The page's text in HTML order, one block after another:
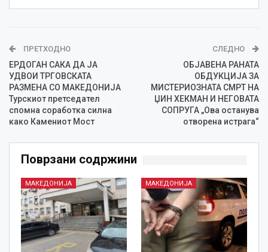
ПРЕТХОДНО
ЕРДОГАН САКА ДА ЈА
УДВОИ ТРГОВСКАТА
РАЗМЕНА СО МАКЕДОНИЈА
Турскиот претседател
спомна соработка силна
како Камениот Мост
СЛЕДНО
ОБЈАВЕНА РАНАТА
ОБДУКЦИЈА ЗА
МИСТЕРИОЗНАТА СМРТ НА
ЏИН ХЕКМАН И НЕГОВАТА
СОПРУГА „Ова останува
отворена истрага“
Поврзани содржини
МАКЕДОНИЈА МАКЕДОНИЈА